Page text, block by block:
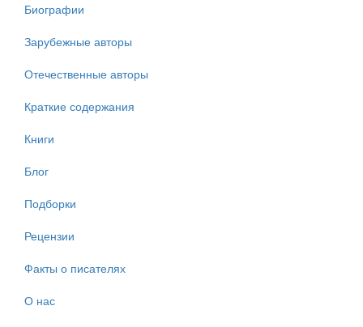
Биографии
Зарубежные авторы
Отечественные авторы
Краткие содержания
Книги
Блог
Подборки
Рецензии
Факты о писателях
О нас